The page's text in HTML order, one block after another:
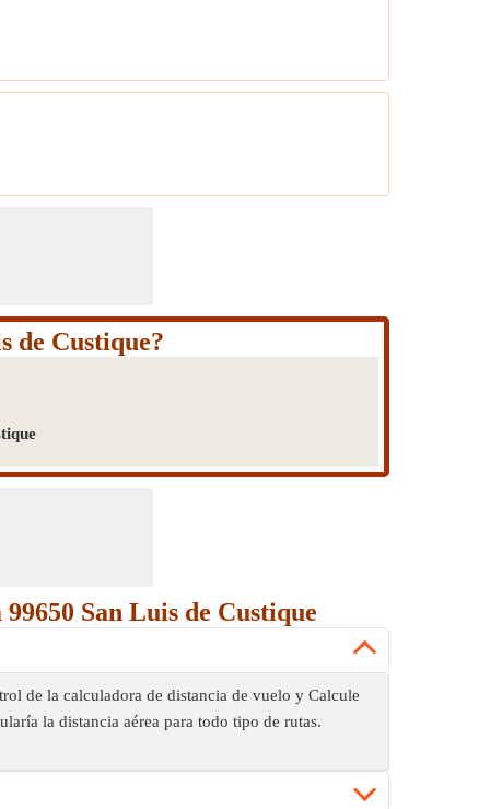
de Custique?
San Luis de Custique
de la calculadora de distancia de vuelo y Calcule
la distancia aérea para todo tipo de rutas.